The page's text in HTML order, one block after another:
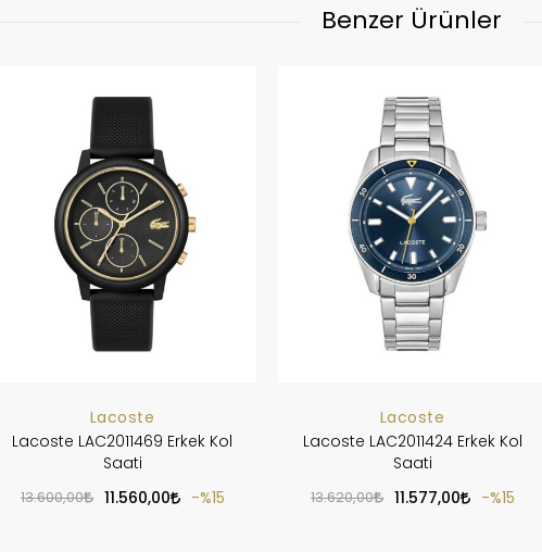
Benzer Ürünler
Lacoste
Lacoste LAC2011469 Erkek Kol
Saati
13.600,00 11.560,00 %15
Lacoste
Lacoste LAC2011424 Erkek Kol
Saati
13.620,00 11.577,00 %15